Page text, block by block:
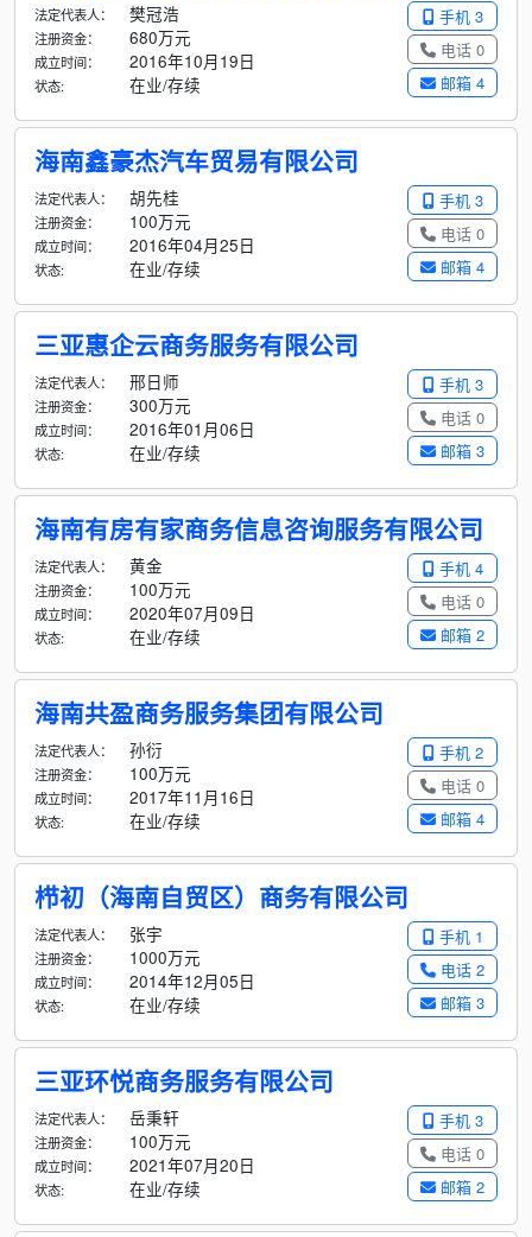
手机 3
电话 0
邮箱 4
法定代表人： 樊冠浩
注册资金： 680万元
成立时间： 2016年10月19日
状态: 在业/存续
海南鑫豪杰汽车贸易有限公司
手机 3
电话 0
邮箱 4
法定代表人： 胡先桂
注册资金： 100万元
成立时间： 2016年04月25日
状态: 在业/存续
三亚惠企云商务服务有限公司
手机 3
电话 0
邮箱 3
法定代表人： 邢日师
注册资金： 300万元
成立时间： 2016年01月06日
状态: 在业/存续
海南有房有家商务信息咨询服务有限公司
手机 4
电话 0
邮箱 2
法定代表人： 黄金
注册资金： 100万元
成立时间： 2020年07月09日
状态: 在业/存续
海南共盈商务服务集团有限公司
手机 2
电话 0
邮箱 4
法定代表人： 孙衍
注册资金： 100万元
成立时间： 2017年11月16日
状态: 在业/存续
栉初（海南自贸区）商务有限公司
手机 1
电话 2
邮箱 3
法定代表人： 张宇
注册资金： 1000万元
成立时间： 2014年12月05日
状态: 在业/存续
三亚环悦商务服务有限公司
手机 3
电话 0
邮箱 2
法定代表人： 岳秉轩
注册资金： 100万元
成立时间： 2021年07月20日
状态: 在业/存续